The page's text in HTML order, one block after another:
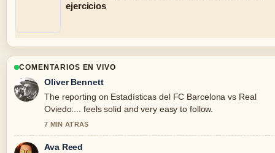
ejercicios
COMENTARIOS EN VIVO
Oliver Bennett
The reporting on Estadísticas del FC Barcelona vs Real
Oviedo:... feels solid and very easy to follow.
7 MIN ATRAS
Ava Reed